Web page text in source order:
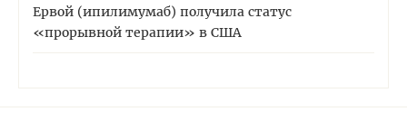
Ервой (ипилимумаб) получила статус
«прорывной терапии» в США